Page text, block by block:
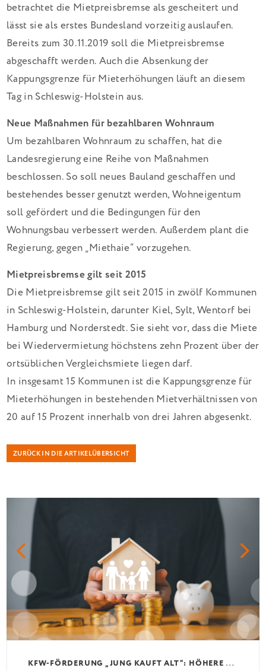
betrachtet die Mietpreisbremse als gescheitert und
lässt sie als erstes Bundesland vorzeitig auslaufen.
Bereits zum 30.11.2019 soll die Mietpreisbremse
abgeschafft werden. Auch die Absenkung der
Kappungsgrenze für Mieterhöhungen läuft an diesem
Tag in Schleswig-Holstein aus.
Neue Maßnahmen für bezahlbaren Wohnraum
Um bezahlbaren Wohnraum zu schaffen, hat die
Landesregierung eine Reihe von Maßnahmen
beschlossen. So soll neues Bauland geschaffen und
bestehendes besser genutzt werden, Wohneigentum
soll gefördert und die Bedingungen für den
Wohnungsbau verbessert werden. Außerdem plant die
Regierung, gegen „Miethaie“ vorzugehen.
Mietpreisbremse gilt seit 2015
Die Mietpreisbremse gilt seit 2015 in zwölf Kommunen
in Schleswig-Holstein, darunter Kiel, Sylt, Wentorf bei
Hamburg und Norderstedt. Sie sieht vor, dass die Miete
bei Wiedervermietung höchstens zehn Prozent über der
ortsüblichen Vergleichsmiete liegen darf.
In insgesamt 15 Kommunen ist die Kappungsgrenze für
Mieterhöhungen in bestehenden Mietverhältnissen von
20 auf 15 Prozent innerhalb von drei Jahren abgesenkt.
ZURÜCK IN DIE ARTIKELÜBERSICHT
K
FW-FÖRDERUNG „JUNG KAUFT ALT“: HÖHERE KREDITE AB AUGUST 2026